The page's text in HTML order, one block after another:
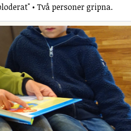
• Två personer gripna.